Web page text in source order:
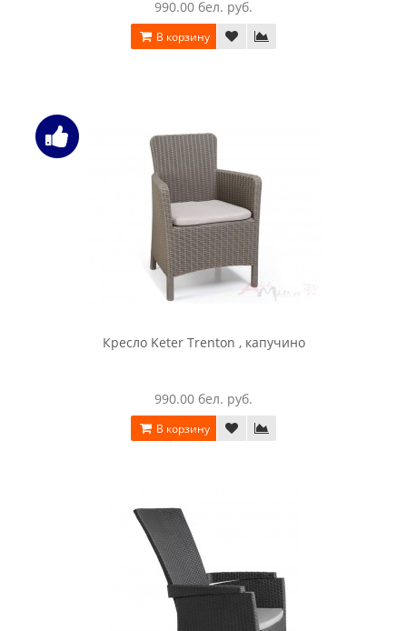
2394.00 бел. руб.
В корзину
Комплект угловой мебели Corfu relax set Keter графит
5310.00 бел. руб.
В корзину